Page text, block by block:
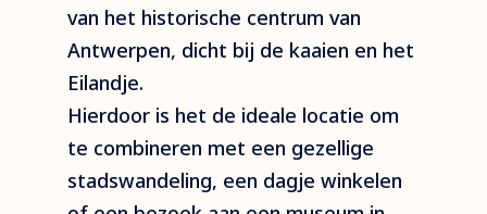
van het historische centrum van
Antwerpen, dicht bij de kaaien en het
Eilandje.
Hierdoor is het de ideale locatie om
te combineren met een gezellige
stadswandeling, een dagje winkelen